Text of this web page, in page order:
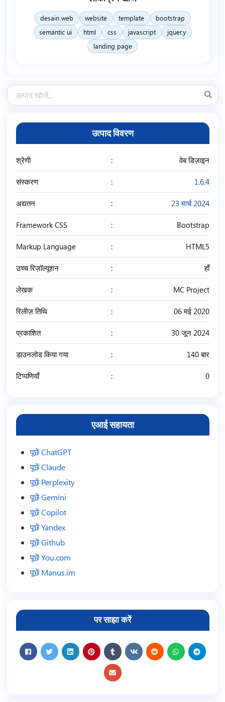
desain web website template
bootstrap
semantic ui
html css javascript
jquery
landing page
उत्पाद विवरण
श्रेणी वेब डिज़ाइन
संस्करण 1.6.4
अद्यतन 23 मार्च 2024
Framework CSS Bootstrap
Markup Language HTML5
उच्च रिज़ॉल्यूशन हाँ
लेखक MC Project
रिलीज़ तिथि 06 मई 2020
प्रकाशित 30 जून 2024
डाउनलोड किया गया 140 बार
टिप्पणियाँ 0
एआई सहायता
पूछें ChatGPT
पूछें Claude
पूछें Perplexity
पूछें Gemini
पूछें Copilot
पूछें Yandex
पूछें Github
पूछें You.com
पूछें Manus.im
पर साझा करें